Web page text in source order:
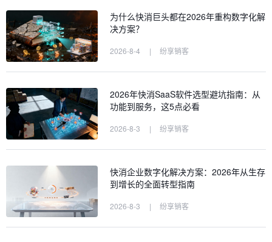
为什么快消巨头都在2026年重构数字化解
决方案？
2026-8-4 | 纷享销客
2026年快消SaaS软件选型避坑指南：从
功能到服务，这5点必看
2026-8-3 | 纷享销客
快消企业数字化解决方案：2026年从生存
到增长的全面转型指南
2026-8-3 | 纷享销客